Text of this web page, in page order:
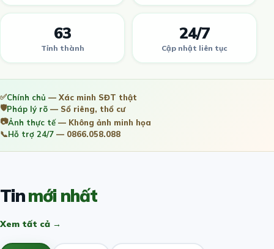
63
Tỉnh thành
24/7
Cập nhật liên tục
✅Chính chủ — Xác minh SĐT thật
🛡️Pháp lý rõ — Sổ riêng, thổ cư
📷Ảnh thực tế— Không ảnh minh họa
📞Hỗ trợ 24/7 — 0866.058.088
Tinmới nhất
Xem tất cả →